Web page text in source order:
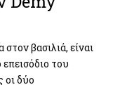
στον βασιλιά, είναι
του
οι δύο